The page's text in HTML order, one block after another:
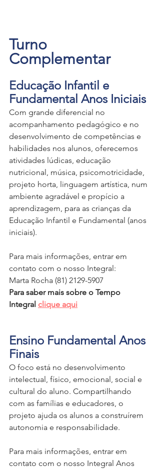
Turno
Complementar
Educação Infantil e
Fundamental Anos Iniciais
Com grande diferencial no
acompanhamento pedagógico e no
desenvolvimento de competências e
habilidades nos alunos, oferecemos
atividades lúdicas, educação
nutricional, música, psicomotricidade,
projeto horta, linguagem artística, num
ambiente agradável e propício a
aprendizagem, para as crianças da
Educação Infantil e Fundamental (anos
iniciais).
Para mais informações, entrar em
contato com o nosso Integral:
Marta Rocha (81) 2129-5907
Para saber mais sobre o Tempo
Integral clique aqui
Ensino Fundamental Anos
Finais
O foco está no desenvolvimento
intelectual, físico, emocional, social e
cultural do aluno. Compartilhando
com as famílias e educadores, o
projeto ajuda os alunos a construírem
autonomia e responsabilidade.
Para mais informações, entrar em
contato com o nosso Integral Anos